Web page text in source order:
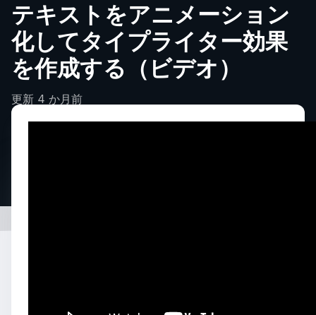
テキストをアニメーション
化してタイプライター効果
を作成する（ビデオ）
更新 4 か月前